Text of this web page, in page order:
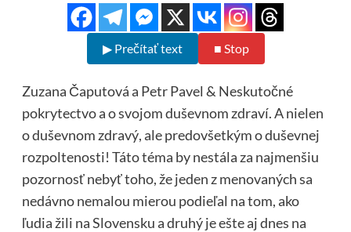
▶ Prečítať text ■ Stop
Zuzana Čaputová a Petr Pavel & Neskutočné
pokrytectvo a o svojom duševnom zdraví. A nielen
o duševnom zdravý, ale predovšetkým o duševnej
rozpoltenosti! Táto téma by nestála za najmenšiu
pozornosť nebyť toho, že jeden z menovaných sa
nedávno nemalou mierou podieľal na tom, ako
ľudia žili na Slovensku a druhý je ešte aj dnes na